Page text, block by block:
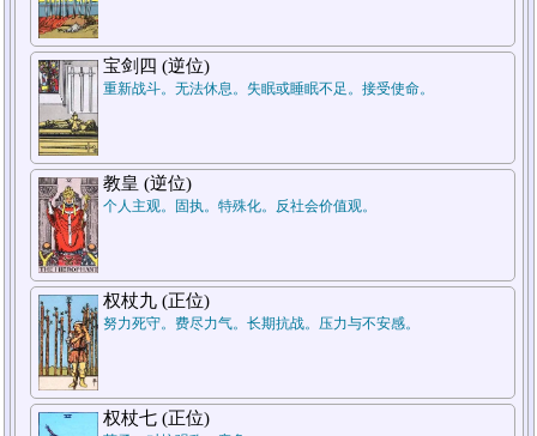
1.过去
5.周遭状况
宝剑四 (逆位)
重新战斗。无法休息。失眠或睡眠不足。接受使命。
教皇 (逆位)
个人主观。固执。特殊化。反社会价值观。
权杖九 (正位)
努力死守。费尽力气。长期抗战。压力与不安感。
权杖七 (正位)